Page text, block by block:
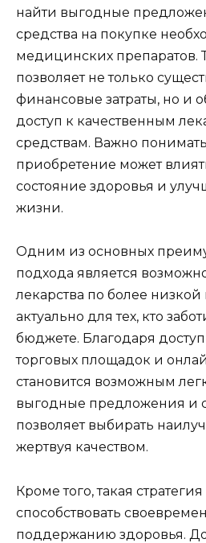
найти выгодные
средства на покупке
медицинских препаратов.
позволяет не только
финансовые затраты, но и
доступ к качественным
средствам. Важно
приобретение может
состояние здоровья и
жизни.
Одним из основных
подхода является
лекарства по более низкой
актуально для тех, кто
бюджете. Благодаря
торговых площадок и
становится возможным
выгодные предложения и
позволяет выбирать
жертвуя качеством.
Кроме того, такая
способствовать
поддержанию здоровья.